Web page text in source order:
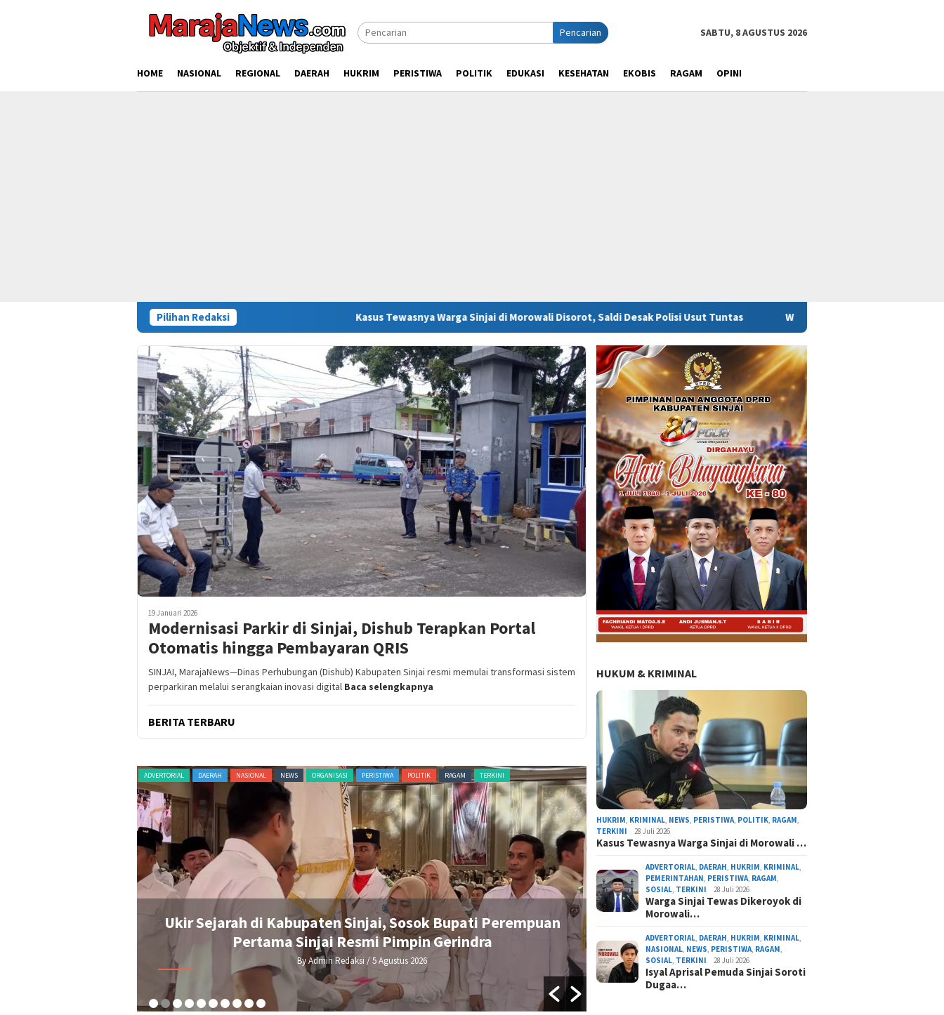
Pencarian SABTU, 8 AGUSTUS 2026
HOME NASIONAL REGIONAL DAERAH HUKRIM PERISTIWA POLITIK EDUKASI KESEHATAN EKOBIS RAGAM OPINI
Pilihan Redaksi Kasus Tewasnya Warga Sinjai di Morowali Disorot, Saldi Desak Polisi Usut Tuntas Warga Sinjai Tewas Dikeroyok di Morowali, Ketua
19 Januari 2026
Modernisasi Parkir di Sinjai, Dishub Terapkan Portal
Otomatis hingga Pembayaran QRIS
SINJAI, MarajaNews—Dinas Perhubungan (Dishub) Kabupaten Sinjai resmi memulai transformasi sistem
perparkiran melalui serangkaian inovasi digital Baca selengkapnya
BERITA TERBARU
ADVERTORIAL DAERAH NASIONAL NEWS ORGANISASI PERISTIWA POLITIK RAGAM TERKINI
Ukir Sejarah di Kabupaten Sinjai, Sosok Bupati Perempuan
Pertama Sinjai Resmi Pimpin Gerindra
By Admin Redaksi / 5 Agustus 2026
ADVERTORIAL NEWS ORGANISASI
Ratnawati Arif Resmi Pimpin Gerindra Sinjai,
Program Presiden Prabowo
By Admin Redaksi
HUKUM & KRIMINAL
HUKRIM, KRIMINAL, NEWS, PERISTIWA, POLITIK, RAGAM,
TERKINI
28 Juli 2026
Kasus Tewasnya Warga Sinjai di Morowali …
ADVERTORIAL, DAERAH, HUKRIM, KRIMINAL,
PEMERINTAHAN, PERISTIWA, RAGAM,
SOSIAL, TERKINI 28 Juli 2026
Warga Sinjai Tewas Dikeroyok di
Morowali…
ADVERTORIAL, DAERAH, HUKRIM, KRIMINAL,
NASIONAL, NEWS, PERISTIWA, RAGAM,
SOSIAL, TERKINI 28 Juli 2026
Isyal Aprisal Pemuda Sinjai Soroti
Dugaa…